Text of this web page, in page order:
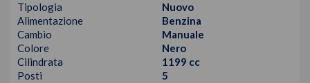
Tipologia
Nuovo
Alimentazione
Benzina
Cambio
Manuale
Colore
Nero
Cilindrata
1199 cc
Posti
5